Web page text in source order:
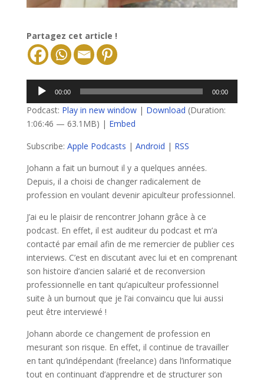
Partagez cet article !
Lecteur
audio
00:00 00:00
Podcast: Play in new window| Download (Duration:
1:06:46 — 63.1MB) | Embed
Subscribe: Apple Podcasts | Android | RSS
Johann a fait un burnout il y a quelques années.
Depuis, il a choisi de changer radicalement de
profession en voulant devenir apiculteur professionnel.
J’ai eu le plaisir de rencontrer Johann grâce à ce
podcast. En effet, il est auditeur du podcast et m’a
contacté par email afin de me remercier de publier ces
interviews. C’est en discutant avec lui et en comprenant
son histoire d’ancien salarié et de reconversion
professionnelle en tant qu’apiculteur professionnel
suite à un burnout que je l’ai convaincu que lui aussi
peut être interviewé !
Johann aborde ce changement de profession en
mesurant son risque. En effet, il continue de travailler
en tant qu’indépendant (freelance) dans l’informatique
tout en continuant d’apprendre et de structurer son